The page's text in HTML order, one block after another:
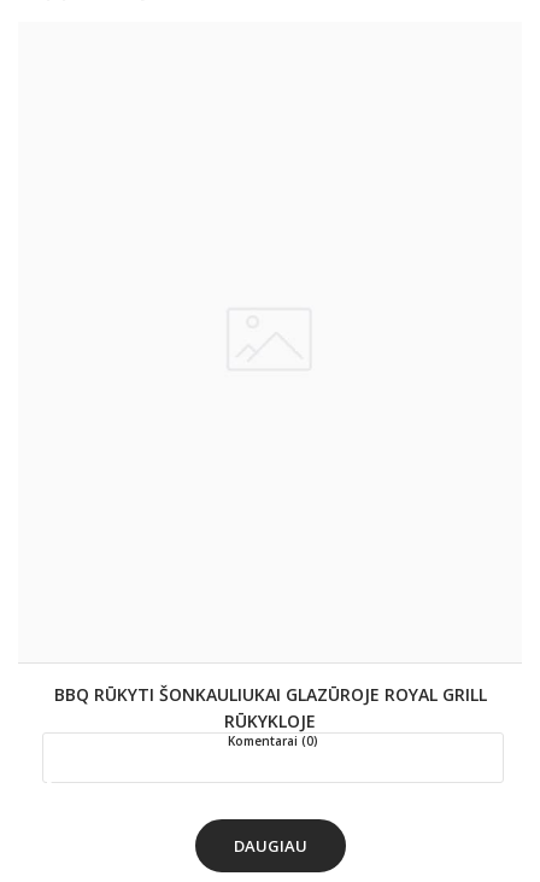
BBQ RŪKYTI ŠONKAULIUKAI GLAZŪROJE ROYAL GRILL
RŪKYKLOJE
Komentarai (0)
DAUGIAU